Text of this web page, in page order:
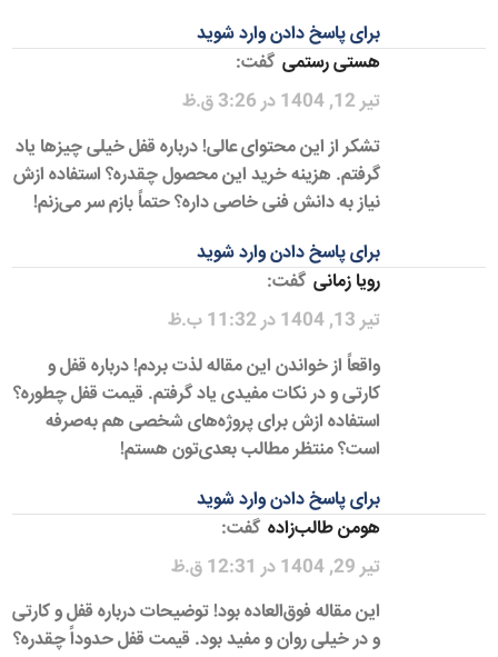
برای پاسخ دادن وارد شوید
هستی رستمی گفت:
تیر 12, 1404 در 3:26 ق.ظ
تشکر از این محتوای عالی! درباره قفل خیلی چیزها یاد
گرفتم. هزینه خرید این محصول چقدره؟ استفاده ازش
نیاز به دانش فنی خاصی داره؟ حتماً بازم سر می‌زنم!
برای پاسخ دادن وارد شوید
رویا زمانی گفت:
تیر 13, 1404 در 11:32 ب.ظ
واقعاً از خواندن این مقاله لذت بردم! درباره قفل و
کارتی و در نکات مفیدی یاد گرفتم. قیمت قفل چطوره؟
استفاده ازش برای پروژه‌های شخصی هم به‌صرفه
است؟ منتظر مطالب بعدی‌تون هستم!
برای پاسخ دادن وارد شوید
هومن طالب‌زاده گفت:
تیر 29, 1404 در 12:31 ق.ظ
این مقاله فوق‌العاده بود! توضیحات درباره قفل و کارتی
و در خیلی روان و مفید بود. قیمت قفل حدوداً چقدره؟